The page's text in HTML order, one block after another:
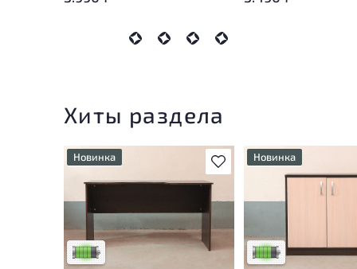
Хиты раздела
В избранное
Новинка
У товара присутствуют
незначительные следы
эксплуатации, не влияющие
на удобство его
использования
Низкая степень износа
Новинка
У товара
незначительные
эксплуатации, не
на удобство его
Низкая степень